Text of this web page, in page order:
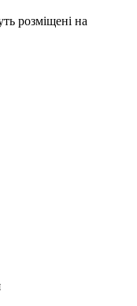
розміщені на